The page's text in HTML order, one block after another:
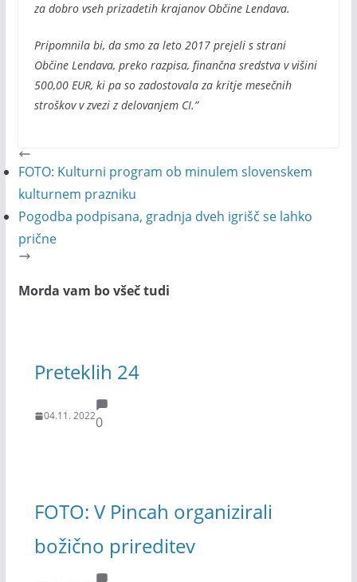
za dobro vseh prizadetih krajanov Občine Lendava.
Pripomnila bi, da smo za leto 2017 prejeli s strani
Občine Lendava, preko razpisa, finančna sredstva v višini
500,00 EUR, ki pa so zadostovala za kritje mesečnih
stroškov v zvezi z delovanjem CI.”
FOTO: Kulturni program ob minulem slovenskem
kulturnem prazniku
Pogodba podpisana, gradnja dveh igrišč se lahko
prične
Morda vam bo všeč tudi
Preteklih 24
04.11. 20220
FOTO: V Pincah organizirali
božično prireditev